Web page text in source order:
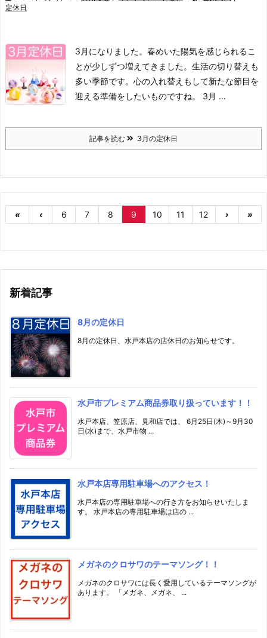
定休日
3月になりました。 春めいた陽気を感じられるこ
とが少しずつ増えてきました。 生活の切り替えも
多い季節です。心の入れ替えもして新たな節目を
迎える準備をしたいものですね。
3月 ...
記事を読む 3月の定休日
« ‹ 6 7 8 9 10 11 12 › »
新着記事
8月の定休日
8月の定休日、水戸本店の店休日のお知らせです。
水戸市プレミアム商品券取り扱っています！！
水戸本店、笠原店、見和店では、 6月25日(木)～9月30
日(水)まで、水戸市物 ...
水戸本店専用駐車場へのアクセス！
水戸本店の専用駐車場への行き方をお知らせいたしま
す。 水戸本店の専用駐車場は店の ...
メガネのクロサワのテーマソング！！
メガネのクロサワには長く愛用しているテーマソングが
あります。 「メガネ、メガネ、 ...